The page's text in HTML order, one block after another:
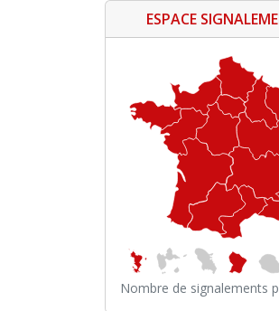
ESPACE
Nombre de signalements